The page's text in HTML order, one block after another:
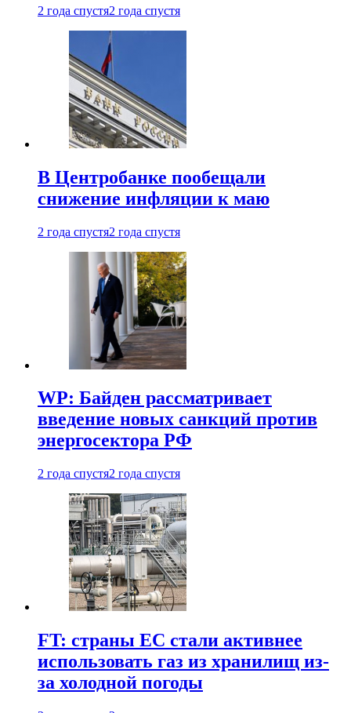
2 года спустя2 года спустя
В Центробанке пообещали
снижение инфляции к маю
2 года спустя2 года спустя
WP: Байден рассматривает
введение новых санкций против
энергосектора РФ
2 года спустя2 года спустя
FT: страны ЕС стали активнее
использовать газ из хранилищ из-
за холодной погоды